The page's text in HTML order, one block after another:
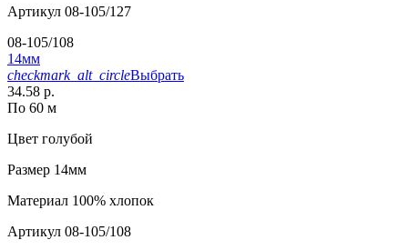
Артикул 08-105/127
08-105/108
14мм
checkmark_alt_circleВыбрать
34.58 р.
По 60 м
Цвет голубой
Размер 14мм
Материал 100% хлопок
Артикул 08-105/108